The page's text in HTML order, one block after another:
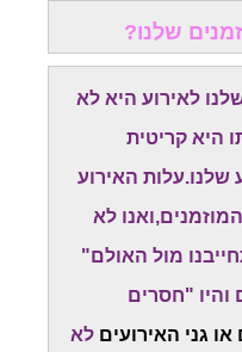
שלנו?
לאירוע היא לא
היא קריטית
האירוע
לא
מול האולם"
והיו "חסרים
גני האירועים לא